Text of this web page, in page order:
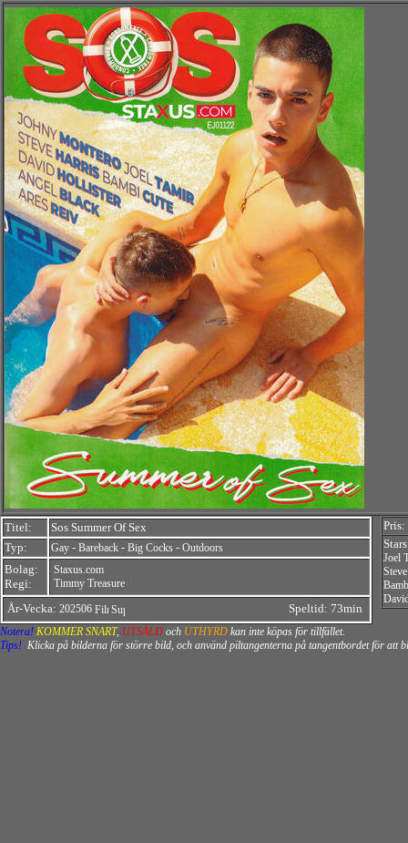
Titel:
Sos Summer Of Sex
Typ:
Gay - Bareback - Big Cocks - Outdoors
Bolag:
Regi:
Staxus.com
Timmy Treasure
År-Vecka: 202506 Speltid: 73min
Joel
Steve
Notera! KOMMER SNART, UTSÅLD och UTHYRD kan inte köpas för tillfället.
Tips! Klicka på bilderna för större bild, och använd piltangenterna på tangentbordet för att